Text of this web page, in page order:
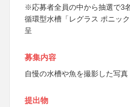
※応募者全員の中から抽選で3
循環型水槽「レグラス ポニッ
呈
募集内容
自慢の水槽や魚を撮影した写真
提出物